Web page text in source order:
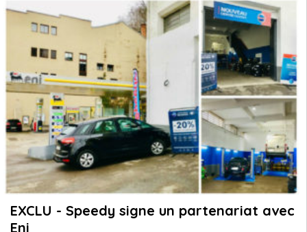
EXCLU - Speedy signe un partenariat avec
Eni